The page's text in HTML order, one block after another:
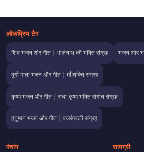
लोकप्रिय टैग
शिव भजन और गीत | भोलेनाथ की भक्ति संग्रह भजन और
दुर्गा माता भजन और गीत | माँ शक्ति संग्रह
कृष्ण भजन और गीत | राधा-कृष्ण भक्ति संगीत संग्रह
हनुमान भजन और गीत | बजरंगबली संग्रह
पंचांग सामग्री